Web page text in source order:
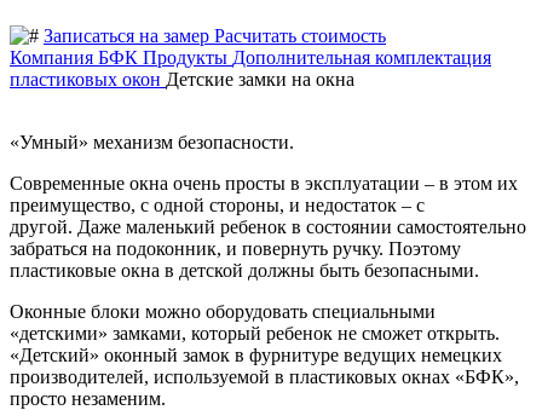
Записаться на замер Расчитать стоимость
Компания БФК Продукты Дополнительная комплектация
пластиковых окон Детские замки на окна
«Умный» механизм безопасности.
Современные окна очень просты в эксплуатации – в этом их
преимущество, с одной стороны, и недостаток – с
другой. Даже маленький ребенок в состоянии cамостоятельно
забраться на подоконник, и повернуть ручку. Поэтому
пластиковые окна в детской должны быть безопасными.
Оконные блоки можно оборудовать специальными
«детскими» замками, который ребенок не сможет открыть.
«Детский» оконный замок в фурнитуре ведущих немецких
производителей, используемой в пластиковых окнах «БФК»,
просто незаменим.